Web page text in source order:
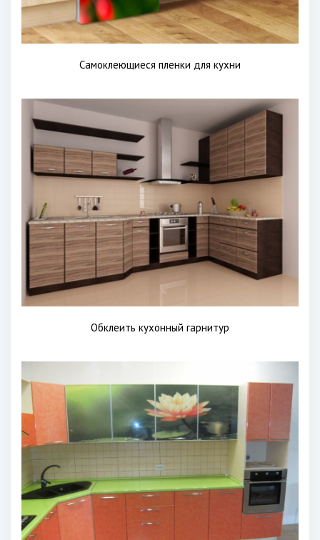
Самоклеющиеся пленки для кухни
Обклеить кухонный гарнитур